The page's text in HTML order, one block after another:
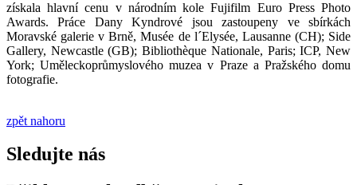
získala hlavní cenu v národním kole Fujifilm Euro Press Photo
Awards. Práce Dany Kyndrové jsou zastoupeny ve sbírkách
Moravské galerie v Brně, Musée de l´Elysée, Lausanne (CH); Side
Gallery, Newcastle (GB); Bibliothèque Nationale, Paris; ICP, New
York; Uměleckoprůmyslového muzea v Praze a Pražského domu
fotografie.
zpět nahoru
Sledujte nás